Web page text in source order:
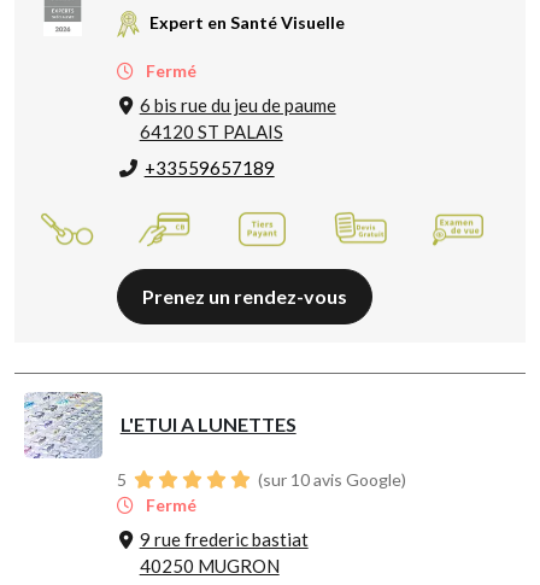
Expert en Santé Visuelle
Fermé
6 bis rue du jeu de paume
64120 ST PALAIS
+33559657189
Prenez un rendez-vous
L'ETUI A LUNETTES
5
(sur 10 avis Google)
Fermé
9 rue frederic bastiat
40250 MUGRON